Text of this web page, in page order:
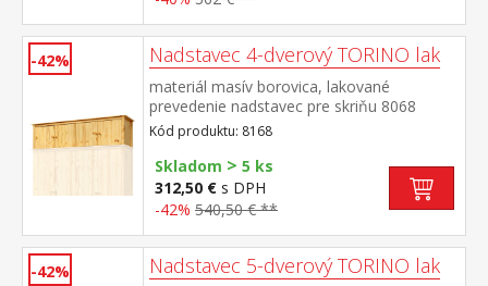
-42% Nadstavec 4-dverový TORINO lak
materiál masív borovica, lakované
prevedenie nadstavec pre skriňu 8068
Kód produktu: 8168
Skladom > 5 ks
312,50 € s DPH
-42% 540,50 € **
-42% Nadstavec 5-dverový TORINO lak